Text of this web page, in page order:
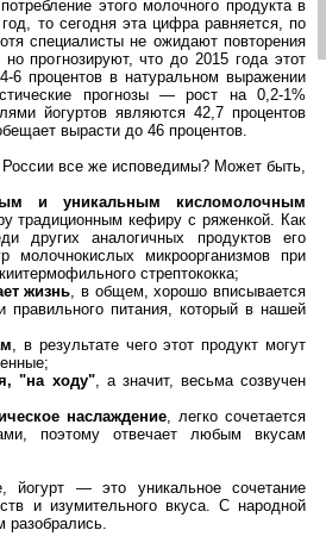
этого молочного продукта в
то сегодня эта цифра равняется, по
специалисты не ожидают повторения
прогнозируют, что до 2015 года этот
6 процентов в натуральном выражении
прогнозы — рост на 0,2-1%
йогуртов являются 42,7 процентов
вырасти до 46 процентов.
все же исповедимы? Может быть,
и уникальным кисломолочным
традиционным кефиру с ряженкой. Как
других аналогичных продуктов его
молочнокислых микроорганизмов при
стрептококка;
жизнь, в общем, хорошо вписывается
правильного питания, который в нашей
, в результате чего этот продукт могут
"на ходу", а значит, весьма созвучен
наслаждение, легко сочетается
поэтому отвечает любым вкусам
— это уникальное сочетание
и изумительного вкуса. С народной
разобрались.